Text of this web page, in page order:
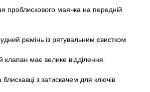
проблискового маячка на передній
ремінь із рятувальним свистком
клапан має велике відділення
з затискачем для ключів